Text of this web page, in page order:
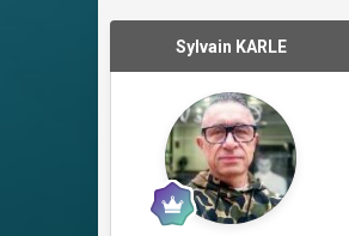
Sylvain KARLE